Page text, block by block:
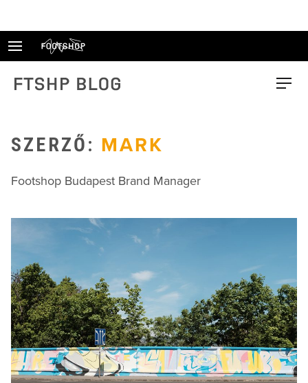
FTSHP blog Menu
SZERZŐ: MARK
Footshop Budapest Brand Manager